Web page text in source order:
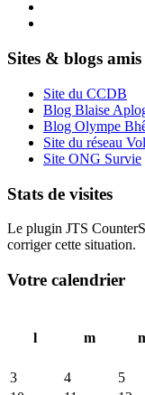
Sites & blogs amis
Site du CCDB
Blog Blaise
Blog Olympe
Site du réseau
Site ONG Survie
Stats de visites
Le plugin JTS
corriger cette situation.
Votre calendrier
l
m
3
4 5